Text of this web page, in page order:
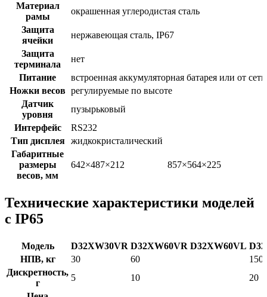
Материал
рамы
окрашенная углеродистая сталь
Защита
ячейки
нержавеющая сталь, IP67
Защита
терминала
нет
Питание
встроенная аккумуляторная батарея или от
Ножки весов регулируемые по высоте
Датчик
уровня
пузырьковый
Интерфейс
RS232
Тип дисплея
жидкокристалический
Габаритные
размеры
весов, мм
642×487×212 857×564×225
Технические характеристики моделей
с IP65
Модель D32XW30VR D32XW60VR D32XW60VL
НПВ, кг
30 60
150
Дискретность,
г
5 10
20